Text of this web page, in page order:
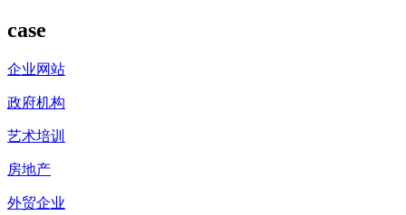
case
企业网站
政府机构
艺术培训
房地产
外贸企业